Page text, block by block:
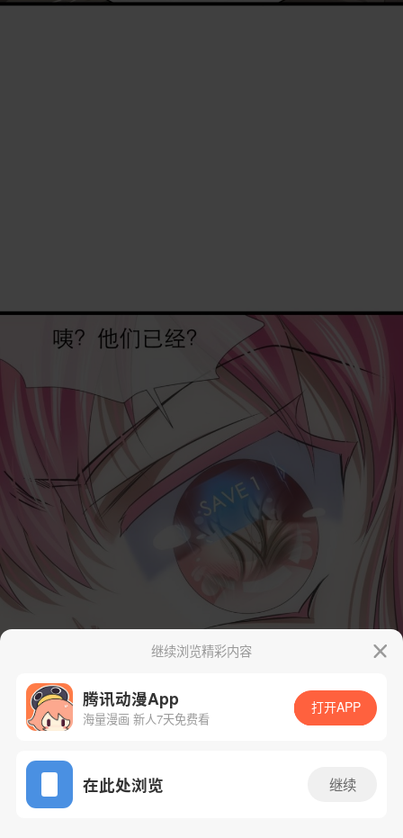
App免费看
继续浏览精彩内容
腾讯动漫App
海量漫画 新人7天免费看
打开APP
在此处浏览 继续